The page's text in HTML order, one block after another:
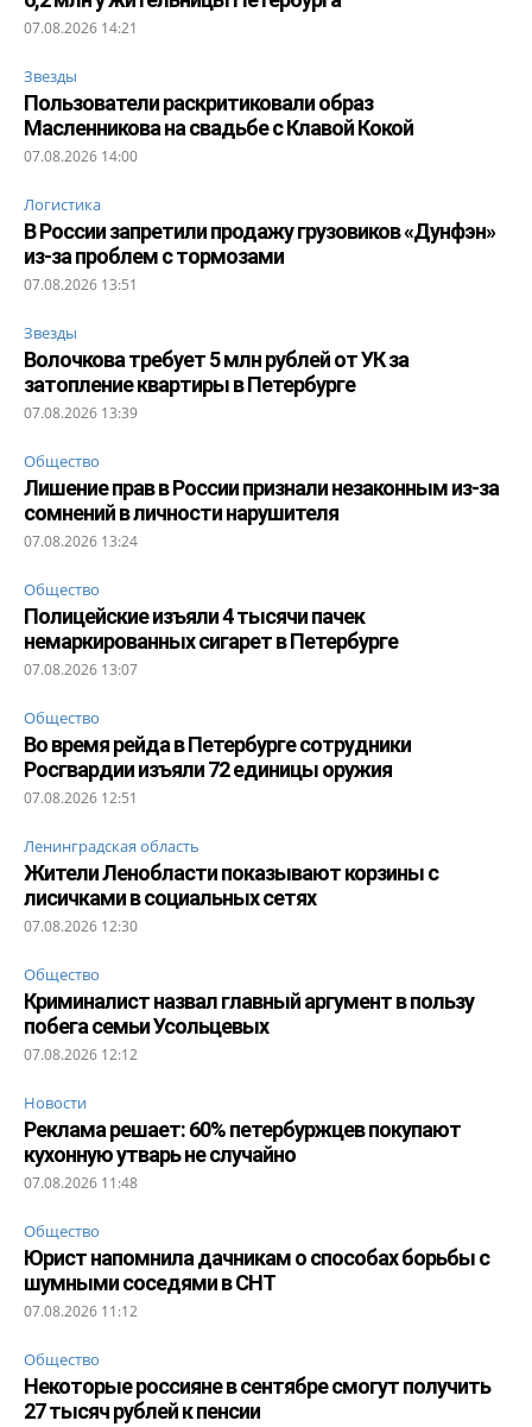
07.08.2026 14:21
Звезды
Пользователи раскритиковали образ
Масленникова на свадьбе с Клавой Кокой
07.08.2026 14:00
Логистика
В России запретили продажу грузовиков «Дунфэн»
из-за проблем с тормозами
07.08.2026 13:51
Звезды
Волочкова требует 5 млн рублей от УК за
затопление квартиры в Петербурге
07.08.2026 13:39
Общество
Лишение прав в России признали незаконным из-за
сомнений в личности нарушителя
07.08.2026 13:24
Общество
Полицейские изъяли 4 тысячи пачек
немаркированных сигарет в Петербурге
07.08.2026 13:07
Общество
Во время рейда в Петербурге сотрудники
Росгвардии изъяли 72 единицы оружия
07.08.2026 12:51
Ленинградская область
Жители Ленобласти показывают корзины с
лисичками в социальных сетях
07.08.2026 12:30
Общество
Криминалист назвал главный аргумент в пользу
побега семьи Усольцевых
07.08.2026 12:12
Новости
Реклама решает: 60% петербуржцев покупают
кухонную утварь не случайно
07.08.2026 11:48
Общество
Юрист напомнила дачникам о способах борьбы с
шумными соседями в СНТ
07.08.2026 11:12
Общество
Некоторые россияне в сентябре смогут получить
27 тысяч рублей к пенсии